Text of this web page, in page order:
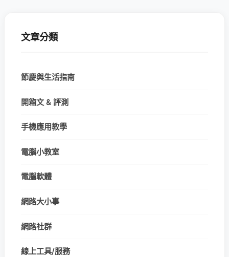
文章分類
節慶與生活指南
開箱文 & 評測
手機應用教學
電腦小教室
電腦軟體
網路大小事
網路社群
線上工具/服務